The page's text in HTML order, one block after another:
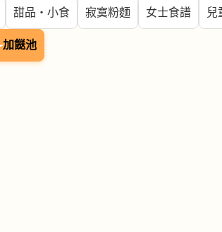
甜品・小食 寂寞粉麵 女士食譜 兒
加餸池